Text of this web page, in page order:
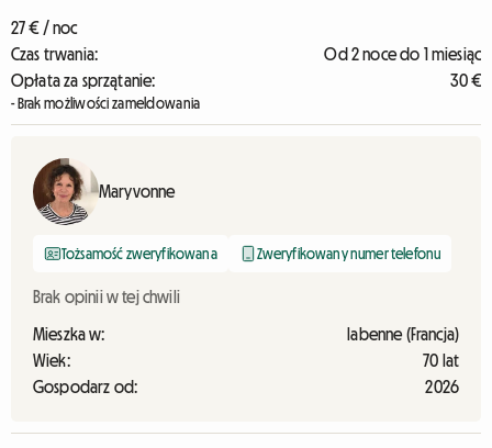
27 € / noc
Czas trwania:
Od 2 noce do 1 miesiąc
Opłata za sprzątanie:
30 €
- Brak możliwości zameldowania
Maryvonne
Tożsamość zweryfikowana Zweryfikowany numer telefonu
Brak opinii w tej chwili
Mieszka w:
labenne (Francja)
Wiek:
70 lat
Gospodarz od:
2026